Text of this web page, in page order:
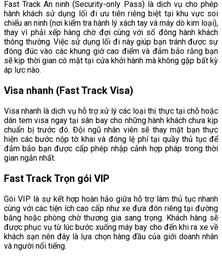
Fast Track An ninh (Security-only Pass) là dịch vụ cho phép
hành khách sử dụng lối đi ưu tiên riêng biệt tại khu vực soi
chiếu an ninh (nơi kiểm tra hành lý xách tay và máy dò kim loại),
thay vì phải xếp hàng chờ đợi cùng với số đông hành khách
thông thường. Việc sử dụng lối đi này giúp bạn tránh được sự
đông đúc vào các khung giờ cao điểm và đảm bảo rằng bạn
sẽ kịp thời gian có mặt tại cửa khởi hành mà không gặp bất kỳ
áp lực nào.
Visa nhanh (Fast Track Visa)
Visa nhanh là dịch vụ hỗ trợ xử lý các loại thị thực tại chỗ hoặc
dán tem visa ngay tại sân bay cho những hành khách chưa kịp
chuẩn bị trước đó. Đội ngũ nhân viên sẽ thay mặt bạn thực
hiện các bước nộp tờ khai và đóng lệ phí tại quầy thủ tục để
đảm bảo bạn được cấp phép nhập cảnh hợp pháp trong thời
gian ngắn nhất.
Fast Track Trọn gói VIP
Gói VIP là sự kết hợp hoàn hảo giữa hỗ trợ làm thủ tục nhanh
cùng với các tiện ích cao cấp như xe đưa đón riêng tại đường
băng hoặc phòng chờ thương gia sang trọng. Khách hàng sẽ
được phục vụ từ lúc bước xuống máy bay cho đến khi ra xe về
khách sạn nên đây là lựa chọn hàng đầu của giới doanh nhân
và người nổi tiếng.